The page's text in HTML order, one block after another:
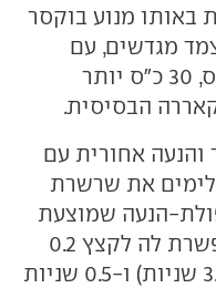
באותו מנוע בוקסר
3.0 ליטר וצמד מגדשים, עם
הספק שעומד כעת על 480 כ"ס, 30 כ"ס יותר
והנעה אחורית עם
את שרשרת
הנעה שמוצעת
רק ב-GTS. תוספת הכוח מאפשרת לה לקצץ 0.2
שניות בזינוק ל-100 קמ"ש (3.5 שניות) ו-0.5 שניות